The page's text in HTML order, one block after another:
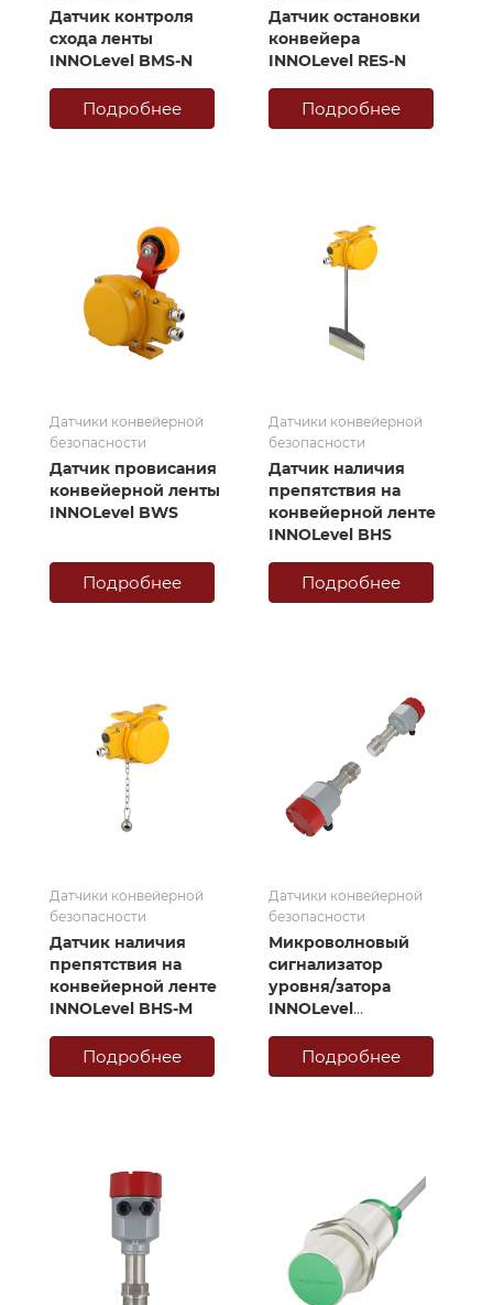
Датчик контроля
схода ленты
INNOLevel BMS-N
Подробнее
Датчик остановки
конвейера
INNOLevel RES-N
Подробнее
Датчики конвейерной
безопасности
Датчик провисания
конвейерной ленты
INNOLevel BWS
Подробнее
Датчики конвейерной
безопасности
Датчик наличия
препятствия на
конвейерной ленте
INNOLevel BHS
Подробнее
Датчики конвейерной
безопасности
Датчик наличия
препятствия на
конвейерной ленте
INNOLevel BHS-M
Подробнее
Датчики конвейерной
безопасности
Микроволновый
сигнализатор
уровня/затора
INNOLevel
MP-NПодробнее